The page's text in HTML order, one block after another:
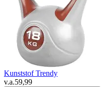
Kunststof Trendy
v.a.59,99